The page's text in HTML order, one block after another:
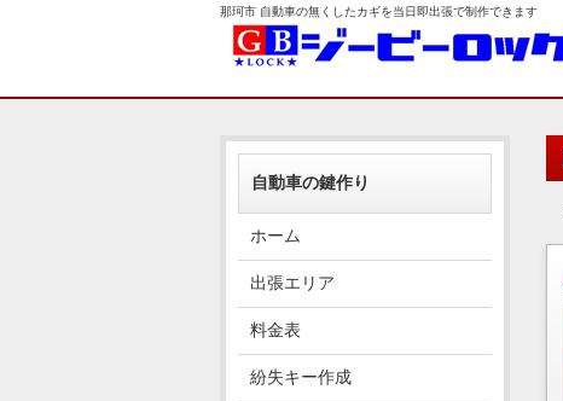
那珂市 自動車の無くしたカギを当日即出張で制作できます
自動車の鍵作り
ホーム
出張エリア
料金表
紛失キー作成